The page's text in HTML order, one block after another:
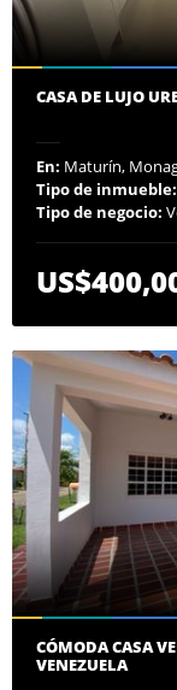
CASA DE LUJO
En: Maturín,
Tipo de inmueble:
Tipo de negocio:
CÓMODA CASA
VENEZUELA